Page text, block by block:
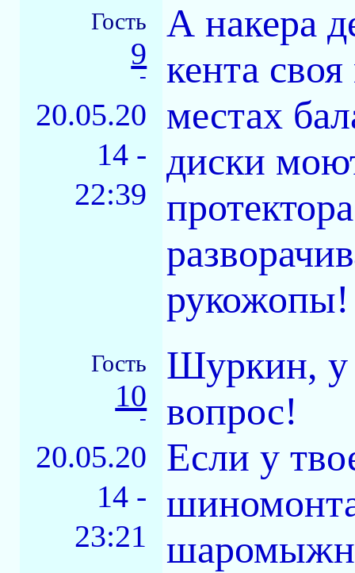
Гость
9
-
20.05.20
14 -
22:39
А накера
кента
местах
диски
рукожопы!
Гость
10
-
20.05.20
14 -
23:21
Шуркин, у
вопрос!
Если у